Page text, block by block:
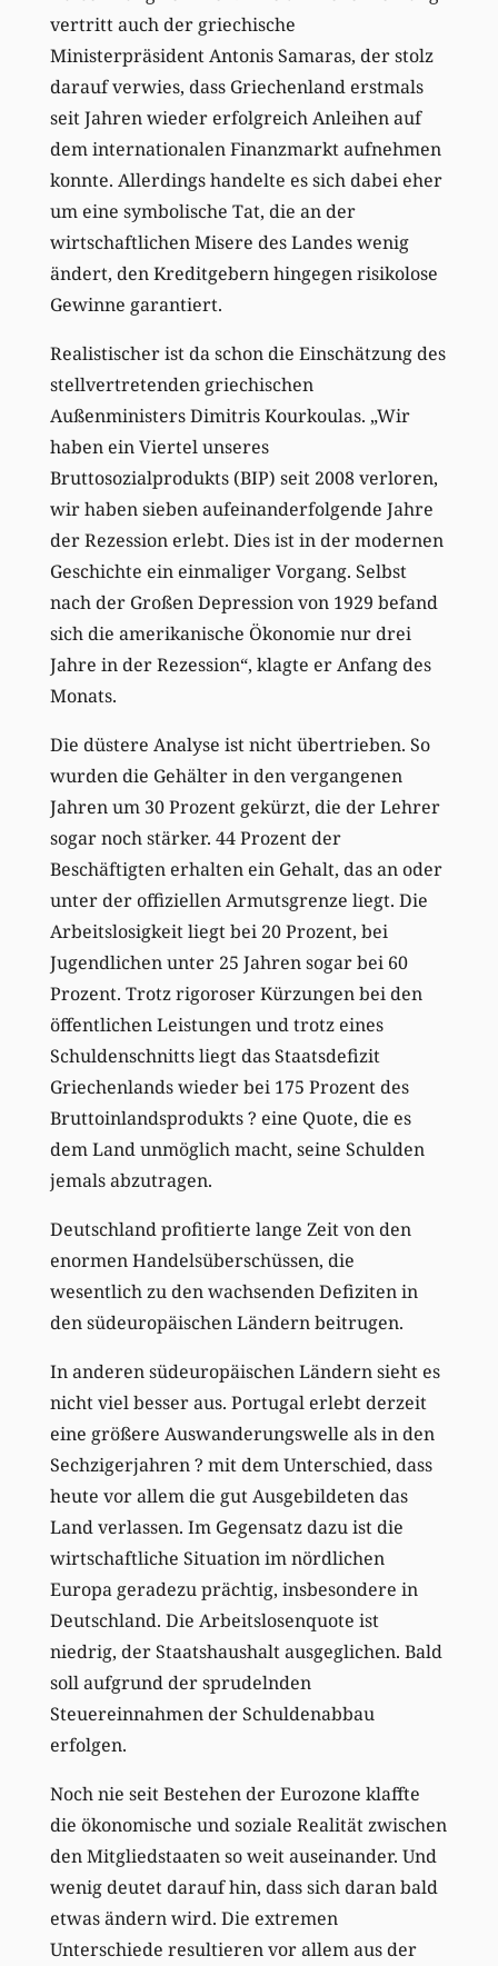
vertritt auch der griechische
Ministerpräsident Antonis Samaras, der stolz
darauf verwies, dass Griechenland erstmals
seit Jahren wieder erfolgreich Anleihen auf
dem internationalen Finanzmarkt aufnehmen
konnte. Allerdings handelte es sich dabei eher
um eine symbolische Tat, die an der
wirtschaftlichen Misere des Landes wenig
ändert, den Kreditgebern hingegen risikolose
Gewinne garantiert.
Realistischer ist da schon die Einschätzung des
stellvertretenden griechischen
Außenministers Dimitris Kourkoulas. „Wir
haben ein Viertel unseres
Bruttosozialprodukts (BIP) seit 2008 verloren,
wir haben sieben aufeinanderfolgende Jahre
der Rezession erlebt. Dies ist in der modernen
Geschichte ein einmaliger Vorgang. Selbst
nach der Großen Depression von 1929 befand
sich die amerikanische Ökonomie nur drei
Jahre in der Rezession“, klagte er Anfang des
Monats.
Die düstere Analyse ist nicht übertrieben. So
wurden die Gehälter in den vergangenen
Jahren um 30 Prozent gekürzt, die der Lehrer
sogar noch stärker. 44 Prozent der
Beschäftigten erhalten ein Gehalt, das an oder
unter der offiziellen Armutsgrenze liegt. Die
Arbeitslosigkeit liegt bei 20 Prozent, bei
Jugendlichen unter 25 Jahren sogar bei 60
Prozent. Trotz rigoroser Kürzungen bei den
öffentlichen Leistungen und trotz eines
Schuldenschnitts liegt das Staatsdefizit
Griechenlands wieder bei 175 Prozent des
Bruttoinlandsprodukts ? eine Quote, die es
dem Land unmöglich macht, seine Schulden
jemals abzutragen.
Deutschland profitierte lange Zeit von den
enormen Handelsüberschüssen, die
wesentlich zu den wachsenden Defiziten in
den südeuropäischen Ländern beitrugen.
In anderen südeuropäischen Ländern sieht es
nicht viel besser aus. Portugal erlebt derzeit
eine größere Auswanderungswelle als in den
Sechzigerjahren ? mit dem Unterschied, dass
heute vor allem die gut Ausgebildeten das
Land verlassen. Im Gegensatz dazu ist die
wirtschaftliche Situation im nördlichen
Europa geradezu prächtig, insbesondere in
Deutschland. Die Arbeitslosenquote ist
niedrig, der Staatshaushalt ausgeglichen. Bald
soll aufgrund der sprudelnden
Steuereinnahmen der Schuldenabbau
erfolgen.
Noch nie seit Bestehen der Eurozone klaffte
die ökonomische und soziale Realität zwischen
den Mitgliedstaaten so weit auseinander. Und
wenig deutet darauf hin, dass sich daran bald
etwas ändern wird. Die extremen
Unterschiede resultieren vor allem aus der